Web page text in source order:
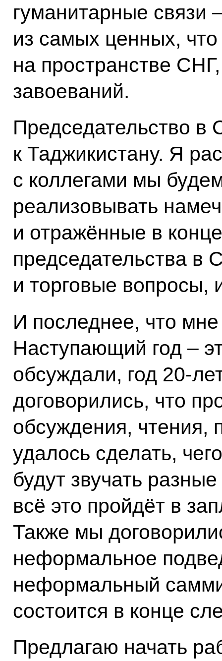
гуманитарные связи
из самых ценных,
на пространстве
завоеваний.
Председательство в
к Таджикистану. Я
с коллегами мы
реализовывать
и отражённые в
председательства
и торговые вопросы,
И последнее, что
Наступающий год –
обсуждали, год 20-
договорились, что
обсуждения, чтения,
удалось сделать,
будут звучать
всё это пройдёт в
Также мы
неформальное
неформальный
состоится в конце
Предлагаю начать